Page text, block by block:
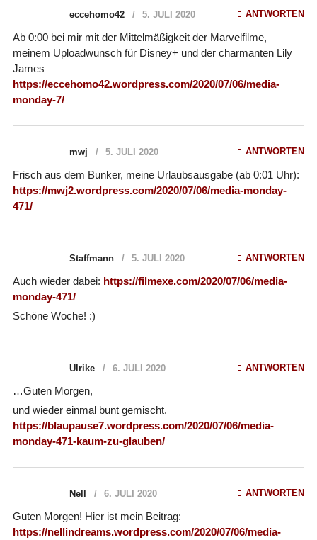
eccehomo42 5. JULI 2020 ANTWORTEN
Ab 0:00 bei mir mit der Mittelmäßigkeit der Marvelfilme,
meinem Uploadwunsch für Disney+ und der charmanten Lily
James
https://eccehomo42.wordpress.com/2020/07/06/media-
monday-7/
mwj 5. JULI 2020 ANTWORTEN
Frisch aus dem Bunker, meine Urlaubsausgabe (ab 0:01 Uhr):
https://mwj2.wordpress.com/2020/07/06/media-monday-
471/
Staffmann 5. JULI 2020 ANTWORTEN
Auch wieder dabei: https://filmexe.com/2020/07/06/media-
monday-471/
Schöne Woche! :)
Ulrike 6. JULI 2020 ANTWORTEN
…Guten Morgen,
und wieder einmal bunt gemischt.
https://blaupause7.wordpress.com/2020/07/06/media-
monday-471-kaum-zu-glauben/
Nell 6. JULI 2020 ANTWORTEN
Guten Morgen! Hier ist mein Beitrag:
https://nellindreams.wordpress.com/2020/07/06/media-